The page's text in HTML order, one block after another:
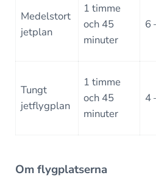
Medelstort
jetplan
1 timme
och 45
minuter
6
Tungt
jetflygplan
1 timme
och 45
minuter
4
Om flygplatserna